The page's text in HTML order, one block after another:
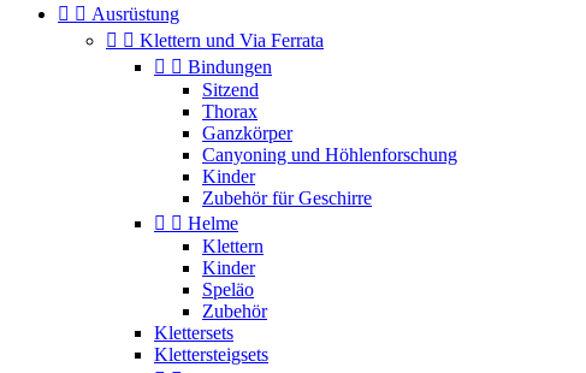
  Ausrüstung
  Klettern und Via Ferrata
  Bindungen
Sitzend
Thorax
Ganzkörper
Canyoning und Höhlenforschung
Kinder
Zubehör für Geschirre
  Helme
Klettern
Kinder
Speläo
Zubehör
Klettersets
Klettersteigsets